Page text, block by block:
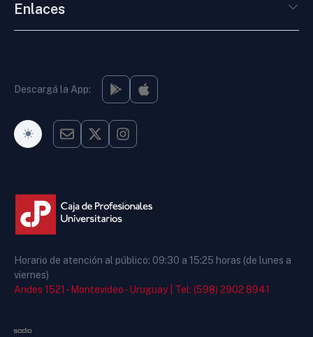
Enlaces
Descargá la App:
Modo Oscuro
Horario de atención al público: 09:30 a 15:25 horas (de lunes a
viernes)
Andes 1521 - Montevideo - Uruguay |
Tel: (598) 2902 8941